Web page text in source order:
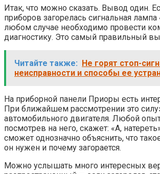
Итак, что можно сказать. Вывод один.
приборов загорелась сигнальная
любом случае необходимо провести
диагностику. Это самый правильный
Читайте также: Не горят стоп-
неисправности и способы ее
На приборной панели Приоры есть
При ближайшем рассмотрении это
автомобильного двигателя. Любой
посмотрев на него, скажет: «А,
сможет однозначно объяснить, что
он нужен и почему загорается.
Можно услышать много интересных